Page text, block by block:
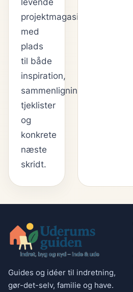
projektmagasin
med
plads
til både
inspiration,
sammenligninger,
tjeklister
og
konkrete
næste
skridt.
Guides og idéer til indretning,
gør-det-selv, familie og have.